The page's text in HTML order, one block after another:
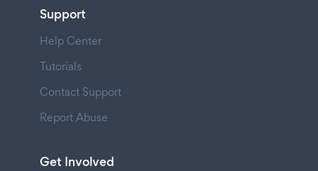
Support
Help Center
Tutorials
Contact Support
Report Abuse
Get Involved